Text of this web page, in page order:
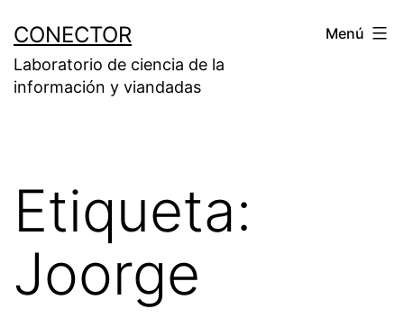
contenido
CONECTOR
Laboratorio de ciencia de la
información y viandadas
Menú
Etiqueta:
Joorge